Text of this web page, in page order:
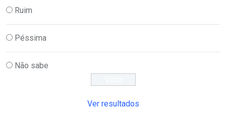
Ruim
Péssima
Não sabe
Ver resultados